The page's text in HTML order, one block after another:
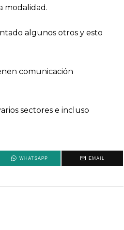
modalidad.
algunos otros y esto
comunicación
sectores e incluso
WHATSAPP EMAIL